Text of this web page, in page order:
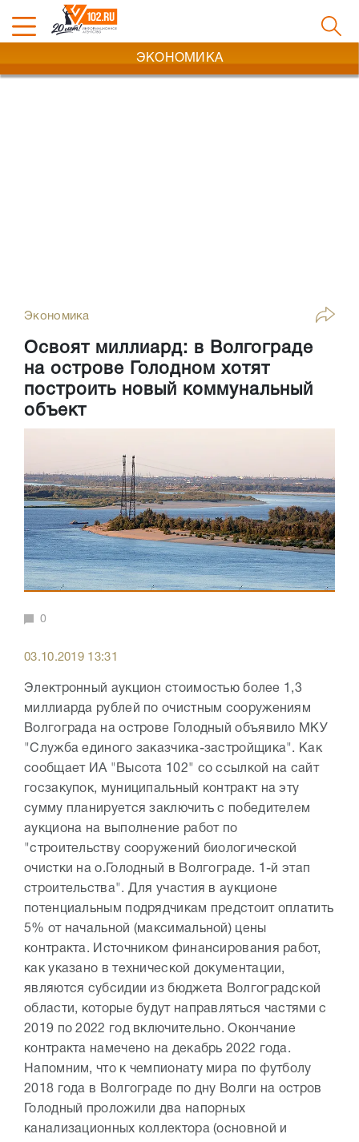
ЭКОНОМИКА
Экономика
Освоят миллиард: в Волгограде
на острове Голодном хотят
построить новый коммунальный
объект
0
03.10.2019 13:31
Электронный аукцион стоимостью более 1,3
миллиарда рублей по очистным сооружениям
Волгограда на острове Голодный объявило МКУ
"Служба единого заказчика-застройщика". Как
сообщает ИА "Высота 102" со ссылкой на сайт
госзакупок, муниципальный контракт на эту
сумму планируется заключить с победителем
аукциона на выполнение работ по
"строительству сооружений биологической
очистки на о.Голодный в Волгограде. 1-й этап
строительства". Для участия в аукционе
потенциальным подрядчикам предстоит оплатить
5% от начальной (максимальной) цены
контракта. Источником финансирования работ,
как указано в технической документации,
являются субсидии из бюджета Волгоградской
области, которые будут направляться частями с
2019 по 2022 год включительно. Окончание
контракта намечено на декабрь 2022 года.
Напомним, что к чемпионату мира по футболу
2018 года в Волгограде по дну Волги на остров
Голодный проложили два напорных
канализационных коллектора (основной и